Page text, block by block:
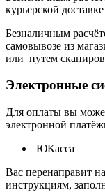
курьерской
Безналичным
самовывозе из
или путем
Электронные
Для оплаты вы
электронной
ЮКасса
Вас перенаправит
инструкциям,